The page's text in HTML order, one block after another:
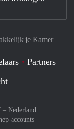
je Kamer
Partners
– Nederland
accounts